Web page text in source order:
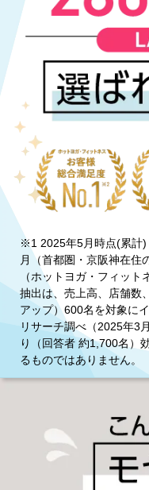
※1 2025年5月時点(累計
月（首都圏・京阪神在住
（ホットヨガ・フィッ
抽出は、売上高、店舗数
アップ）600名を対象に
リサーチ調べ（2025年3
り（回答者 約1,700名）
るものではありません。